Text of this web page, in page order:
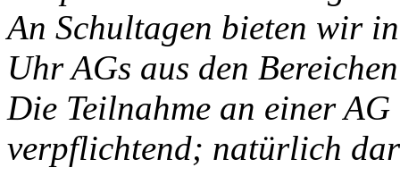
An Schultagen bieten wir
Uhr AGs aus den
Die Teilnahme an einer
verpflichtend; natürlich